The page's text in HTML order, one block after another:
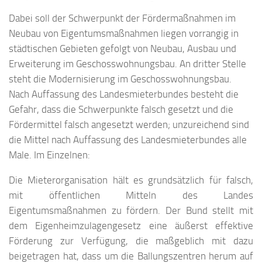
Dabei soll der Schwerpunkt der Fördermaßnahmen im
Neubau von Eigentumsmaßnahmen liegen vorrangig in
städtischen Gebieten gefolgt von Neubau, Ausbau und
Erweiterung im Geschosswohnungsbau. An dritter Stelle
steht die Modernisierung im Geschosswohnungsbau.
Nach Auffassung des Landesmieterbundes besteht die
Gefahr, dass die Schwerpunkte falsch gesetzt und die
Fördermittel falsch angesetzt werden; unzureichend sind
die Mittel nach Auffassung des Landesmieterbundes alle
Male. Im Einzelnen:
Die Mieterorganisation hält es grundsätzlich für falsch,
mit öffentlichen Mitteln des Landes
Eigentumsmaßnahmen zu fördern. Der Bund stellt mit
dem Eigenheimzulagengesetz eine äußerst effektive
Förderung zur Verfügung, die maßgeblich mit dazu
beigetragen hat, dass um die Ballungszentren herum auf